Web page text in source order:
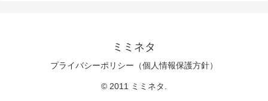
ミミネタ
プライバシーポリシー（個人情報保護方針）
© 2011 ミミネタ.